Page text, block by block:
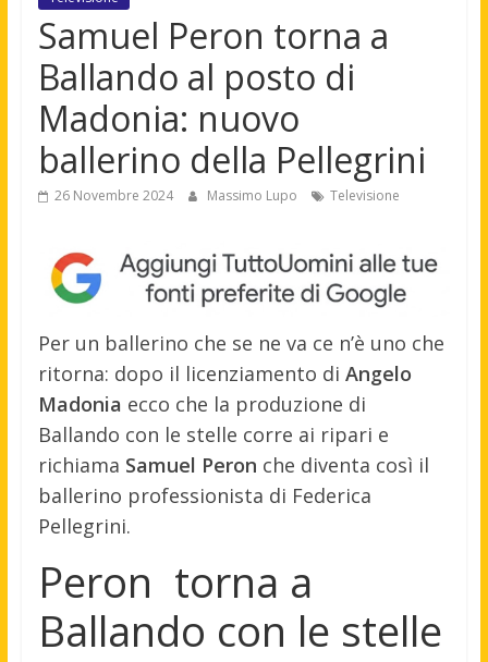
Samuel Peron torna a
Ballando al posto di
Madonia: nuovo
ballerino della Pellegrini
26 Novembre 2024 Massimo Lupo Televisione
Per un ballerino che se ne va ce n’è uno che
ritorna: dopo il licenziamento di Angelo
Madonia ecco che la produzione di
Ballando con le stelle corre ai ripari e
richiama Samuel Peron che diventa così il
ballerino professionista di Federica
Pellegrini.
Peron torna a
Ballando con le stelle